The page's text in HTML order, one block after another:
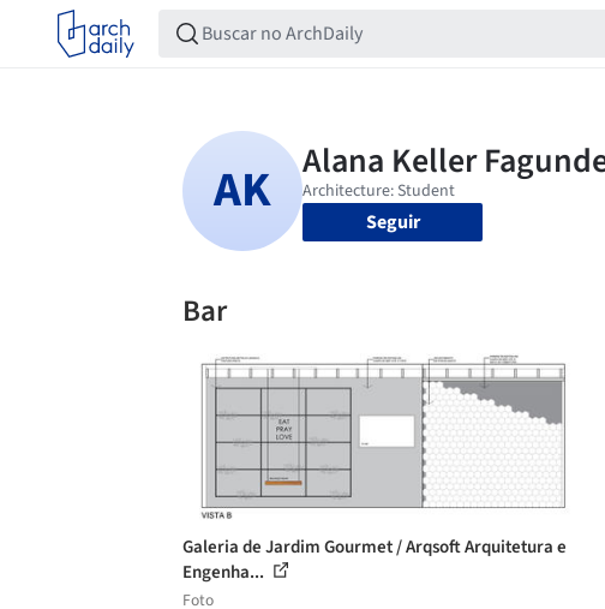
Seguir
Bar
Galeria de Jardim Gourmet / Arqsoft Arquitetura e
Engenha...
Foto